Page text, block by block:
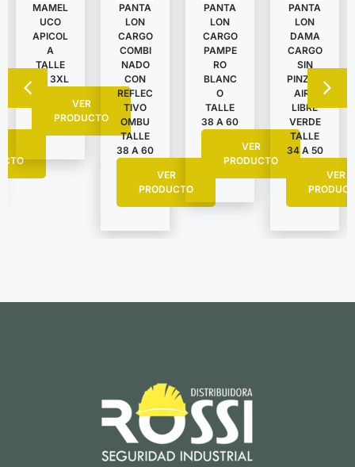
MAMEL
UCO
APICOL
A
TALLE
S A 3XL
VER
PRODUCTO
PANTA
LON
CARGO
COMBI
NADO
CON
REFLEC
TIVO
OMBU
TALLE
38 A 60
VER
PRODUCTO
PANTA
LON
CARGO
PAMPE
RO
BLANC
O
TALLE
38 A 60
VER
PRODUCTO
PANTA
LON
DAMA
CARGO
SIN
PINZAS
AIRE
LIBRE
VERDE
TALLE
34 A 50
VER